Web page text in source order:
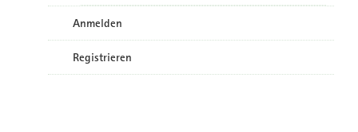
Anmelden
Registrieren